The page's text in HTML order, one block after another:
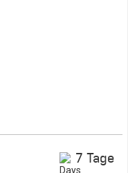
7 Tage